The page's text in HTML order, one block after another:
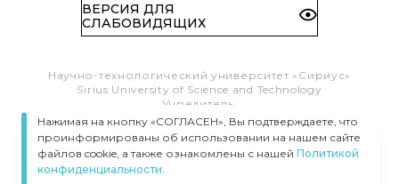
ВЕРСИЯ ДЛЯ
СЛАБОВИДЯЩИХ
Научно-технологический университет «Сириус»
Sirius University of Science and Technology
Учредитель:
Образовательный Фонд «Талант и успех»
Федеральная территория «Сириус»,
Тел.:8 (800) 100 41 55
info@siriusuniversity.ru
Нажимая на кнопку «СОГЛАСЕН», Вы подтверждаете, что
проинформированы об использовании на нашем сайте
файлов cookie, а также ознакомлены с нашей Политикой
конфиденциальности.